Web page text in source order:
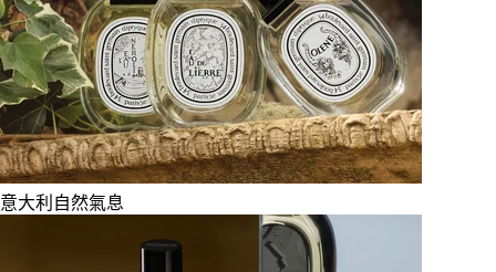
意大利自然氣息